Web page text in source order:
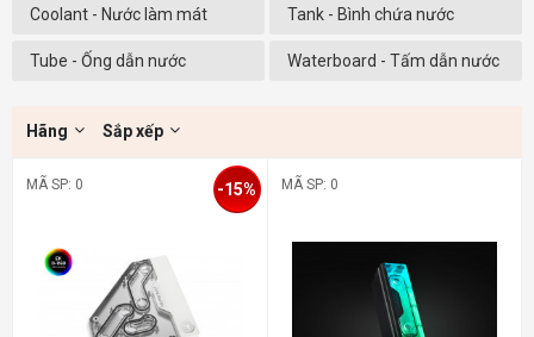
Coolant - Nước làm mát Tank - Bình chứa nước
Tube - Ống dẫn nước Waterboard - Tấm dẫn nước
Hãng Sắp xếp
MÃ SP: 0 -15% MÃ SP: 0